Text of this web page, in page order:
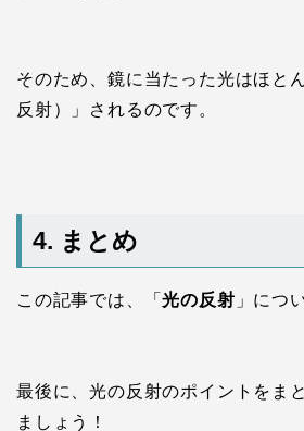
そのため、鏡に当たった光はほと
反射）」されるのです。
4. まとめ
この記事では、「光の反射 」につ
最後に、光の反射のポイントをま
ましょう！